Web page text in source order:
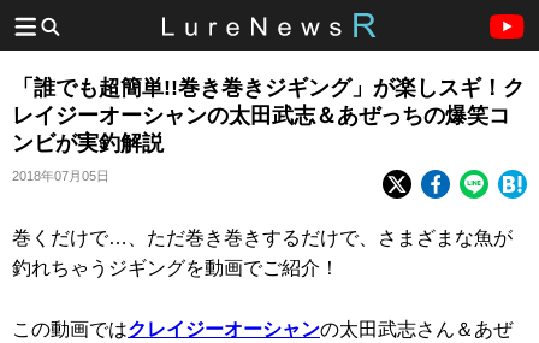
「誰でも超簡単!!巻き巻きジギング」が楽しスギ！ク
レイジーオーシャンの太田武志＆あぜっちの爆笑コ
ンビが実釣解説
2018年07月05日
巻くだけで…、ただ巻き巻きするだけで、さまざまな魚が
釣れちゃうジギングを動画でご紹介！
この動画ではクレイジーオーシャンの太田武志さん＆あぜ